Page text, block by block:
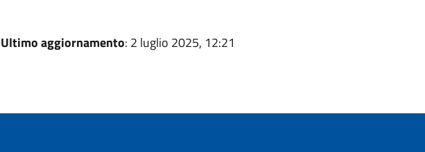
Ultimo aggiornamento: 2 luglio 2025, 12:21